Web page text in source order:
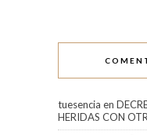
tuesencia en
HERIDAS CON